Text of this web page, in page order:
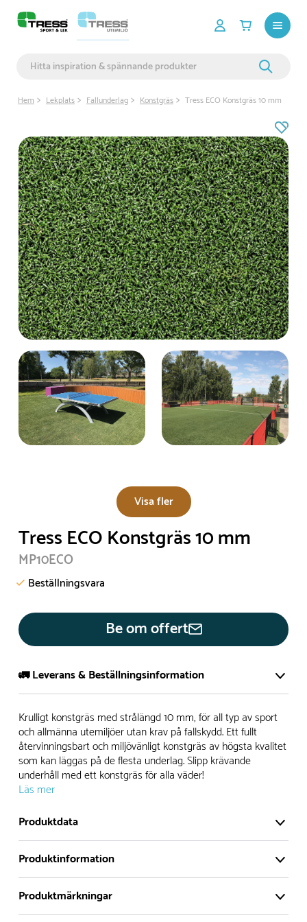
Hem Lekplats Fallunderlag Konstgräs Tress ECO Konstgräs 10 mm
Visa fler
Tress ECO Konstgräs 10 mm
MP10ECO
Beställningsvara
Be om offert
🚛 Leverans & Beställningsinformation
Normalt sätt tillverkar vi alla produkter efter beställning.
Detta gör vi för att garantera att du inte ska få en produkt
som legat på en hylla under längre tid och därför förkortat
livslängden på produkten.
Däremot har vi många produkter utan trä som kan
levereras i stort sett omgående, exempelvis Boulder Rocks,
gungor, mål, basket, bordtennis, fristående rutschar,
klätternät, studsmattor, bänkbord med mera.
Normalt sätt är leveranstiden på standardprodukter som
tillverkas efter beställning ca 4-8 veckor. Specialprodukter
Krulligt konstgräs med strålängd 10 mm, för all typ av sport
och allmänna utemiljöer utan krav på fallskydd. Ett fullt
återvinningsbart och miljövänligt konstgräs av högsta kvalitet
som kan läggas på de flesta underlag. Slipp krävande
underhåll med ett konstgräs för alla väder!
Läs mer
Produktdata
Produktinformation
Krulligt konstgräs med strålängd 10 mm, för all typ
Produktmärkningar